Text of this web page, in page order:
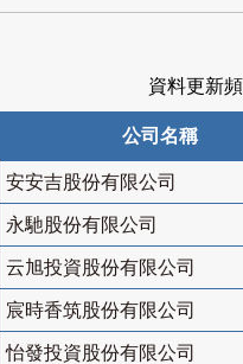
資料更新
公司名稱
安安吉股份有限公司
永馳股份有限公司
云旭投資股份有限公司
宸時香筑股份有限公司
怡發投資股份有限公司